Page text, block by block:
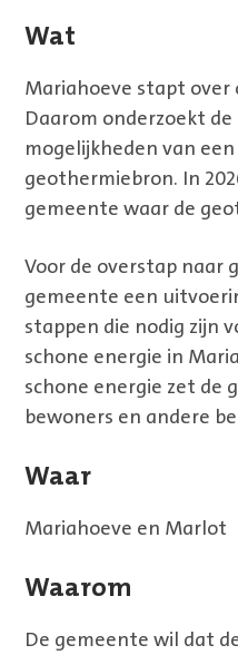
Wat
Mariahoeve stapt over
Daarom onderzoekt
mogelijkheden van
geothermiebron. In
gemeente waar de
Voor de overstap naar
gemeente een
stappen die nodig zijn
schone energie in
schone energie zet de
bewoners en andere
Waar
Mariahoeve en Marlot
Waarom
De gemeente wil dat